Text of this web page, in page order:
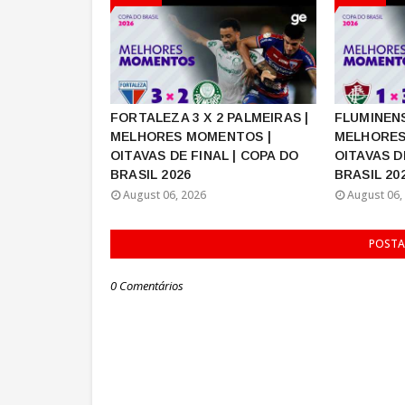
FORTALEZA 3 X 2 PALMEIRAS |
MELHORES MOMENTOS |
OITAVAS DE FINAL | COPA DO
BRASIL 2026
August 06, 2026
OITAVAS
BRASIL
August 06,
0 Comentários